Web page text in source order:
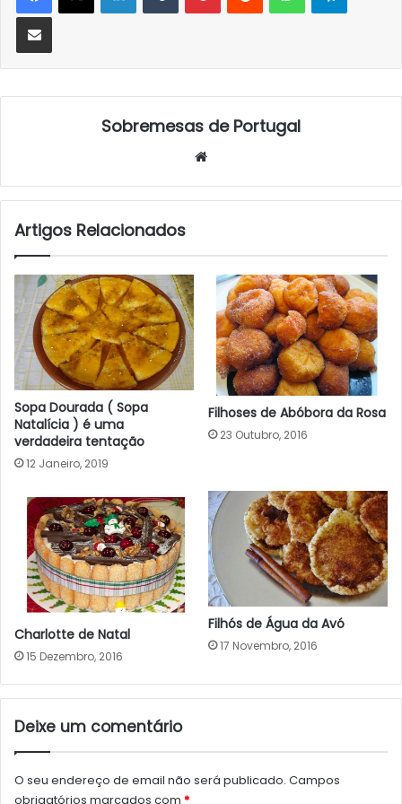
Partilhar Via Email
Sobremesas de Portugal
Artigos Relacionados
Sopa Dourada ( Sopa
Natalícia ) é uma
verdadeira tentação
12 Janeiro, 2019
Filhoses de Abóbora da Rosa
23 Outubro, 2016
Charlotte de Natal
15 Dezembro, 2016
Filhós de Água da Avó
17 Novembro, 2016
Deixe um comentário
O seu endereço de email não será publicado. Campos
obrigatórios marcados com *